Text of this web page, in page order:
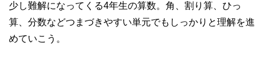
少し難解になってくる4年生の算数。角、割り算、ひっ
算、分数などつまづきやすい単元でもしっかりと理解を進
めていこう。